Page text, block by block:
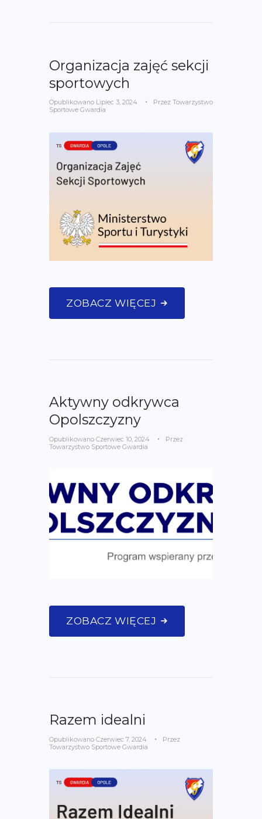
Organizacja zajęć sekcji
sportowych
Opublikowano Lipiec 3, 2024 Przez Towarzystwo
Sportowe Gwardia
ZOBACZ WIĘCEJ
Aktywny odkrywca
Opolszczyzny
Opublikowano Czerwiec 10, 2024
Przez
Towarzystwo Sportowe Gwardia
ZOBACZ WIĘCEJ
Razem idealni
Opublikowano Czerwiec 7, 2024
Przez
Towarzystwo Sportowe Gwardia